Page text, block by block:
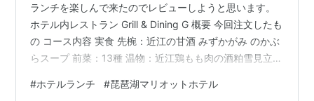
ランチを楽しんで来たのでレビューしようと思います。
ホテル内レストラン Grill & Dining G 概要 今回注文したも
の コース内容 実食 先椀：近江の甘酒 みずかがみ のかぶ
らスープ 前菜：13種 温物：近江鶏もも肉の酒粕雪見立て
ート：みかん釜 りんごと金柑のほうじ茶ジュレ和え まと
#ホテルランチ #琵琶湖マリオットホテル